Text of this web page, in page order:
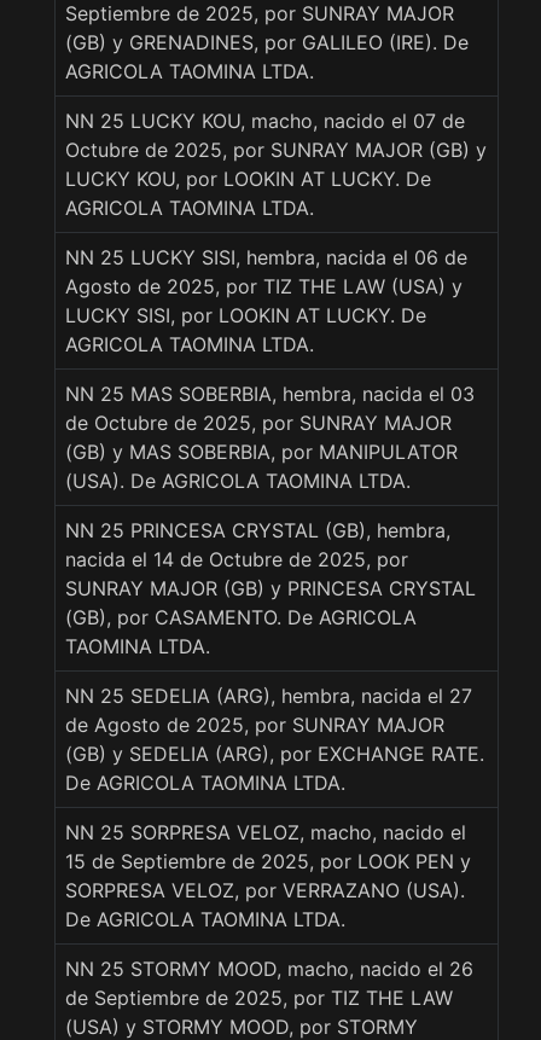
Septiembre de 2025, por SUNRAY MAJOR
(GB) y GRENADINES, por GALILEO (IRE). De
AGRICOLA TAOMINA LTDA.
NN 25 LUCKY KOU, macho, nacido el 07 de
Octubre de 2025, por SUNRAY MAJOR (GB) y
LUCKY KOU, por LOOKIN AT LUCKY. De
AGRICOLA TAOMINA LTDA.
NN 25 LUCKY SISI, hembra, nacida el 06 de
Agosto de 2025, por TIZ THE LAW (USA) y
LUCKY SISI, por LOOKIN AT LUCKY. De
AGRICOLA TAOMINA LTDA.
NN 25 MAS SOBERBIA, hembra, nacida el 03
de Octubre de 2025, por SUNRAY MAJOR
(GB) y MAS SOBERBIA, por MANIPULATOR
(USA). De AGRICOLA TAOMINA LTDA.
NN 25 PRINCESA CRYSTAL (GB), hembra,
nacida el 14 de Octubre de 2025, por
SUNRAY MAJOR (GB) y PRINCESA CRYSTAL
(GB), por CASAMENTO. De AGRICOLA
TAOMINA LTDA.
NN 25 SEDELIA (ARG), hembra, nacida el 27
de Agosto de 2025, por SUNRAY MAJOR
(GB) y SEDELIA (ARG), por EXCHANGE RATE.
De AGRICOLA TAOMINA LTDA.
NN 25 SORPRESA VELOZ, macho, nacido el
15 de Septiembre de 2025, por LOOK PEN y
SORPRESA VELOZ, por VERRAZANO (USA).
De AGRICOLA TAOMINA LTDA.
NN 25 STORMY MOOD, macho, nacido el 26
de Septiembre de 2025, por TIZ THE LAW
(USA) y STORMY MOOD, por STORMY